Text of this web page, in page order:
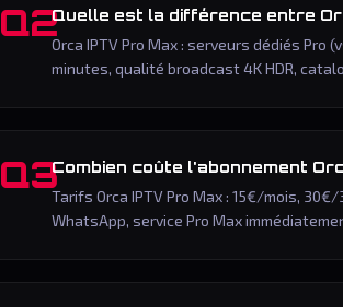
Q2Quelle est la différence entre
Orca IPTV Pro Max : serveurs dédiés
minutes, qualité broadcast 4K HDR,
Q3Combien coûte l'abonnement
Tarifs Orca IPTV Pro Max : 15€/mois,
WhatsApp, service Pro Max